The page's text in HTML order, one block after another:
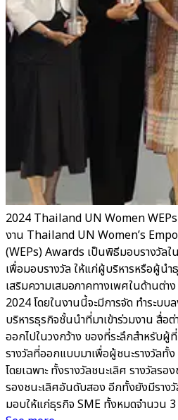
2024 Thailand UN Women
งาน Thailand UN Women’s
(WEPs) Awards เป็นพิธีมอบรางวัลใ
เพื่อมอบรางวัล ให้แก่ผู้บริหารหรือผู้น
เสริมความเสมอภาคทางเพศในด้านต่
2024 โดยในงานนี้จะมีการจัด ทำระบ
บริหารธุรกิจชั้นนำที่มาเข้าร่วมงาน สื่อ
ออกไปในวงกว้าง ของที่ระลึกสำหรับผู้
รางวัลที่ออกแบบมาเพื่อผู้ชนะรางวัลทั้
โดยเฉพาะ ทั้งรางวัลชนะเลิศ รางวัลร
รองชนะเลิศอันดับสอง อีกทั้งยังมีราง
มอบให้แก่ธุรกิจ SME ทั้งหมดจำนวน 3